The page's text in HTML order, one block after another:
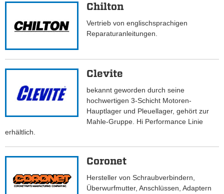
Chilton
Vertrieb von englischsprachigen
Reparaturanleitungen.
Clevite
bekannt geworden durch seine
hochwertigen 3-Schicht Motoren-
Hauptlager und Pleuellager, gehört zur
Mahle-Gruppe. Hi Performance Linie
erhältlich.
Coronet
Hersteller von Schraubverbindern,
Überwurfmutter, Anschlüssen, Adaptern